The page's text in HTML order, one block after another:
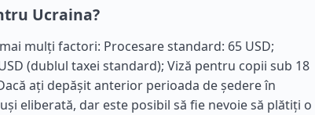
Ucraina?
mulți factori: Procesare standard: 65 USD;
(dublul taxei standard); Viză pentru copii sub 18
ați depășit anterior perioada de ședere în
eliberată, dar este posibil să fie nevoie să plătiți o